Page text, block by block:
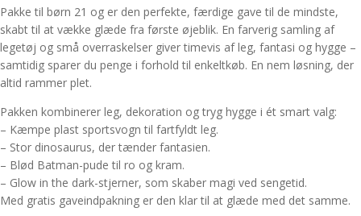
Pakke til børn 21 og er den perfekte, færdige gave til de mindste,
skabt til at vække glæde fra første øjeblik. En farverig samling af
legetøj og små overraskelser giver timevis af leg, fantasi og hygge –
samtidig sparer du penge i forhold til enkeltkøb. En nem løsning, der
altid rammer plet.
Pakken kombinerer leg, dekoration og tryg hygge i ét smart valg:
– Kæmpe plast sportsvogn til fartfyldt leg.
– Stor dinosaurus, der tænder fantasien.
– Blød Batman-pude til ro og kram.
– Glow in the dark-stjerner, som skaber magi ved sengetid.
Med gratis gaveindpakning er den klar til at glæde med det samme.